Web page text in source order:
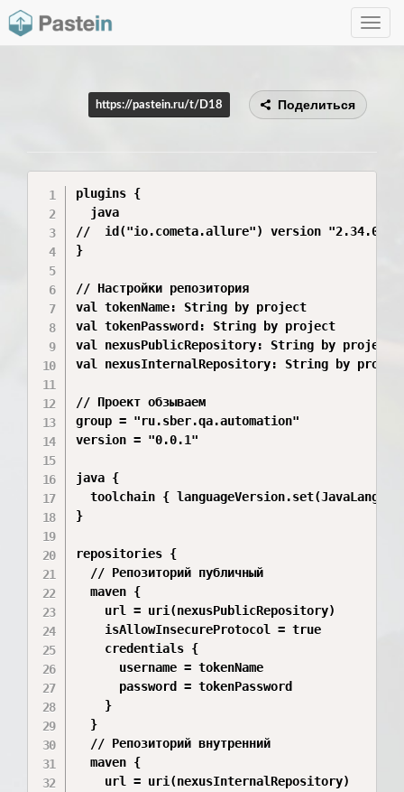
Toggle
https://pastein.ru/t/D18 Поделиться
plugins {
  java
//  id("io.cometa.allure") version "2.34.0"
}
// Настройки репозитория
val tokenName: String by project
val tokenPassword: String by project
val nexusPublicRepository: String by project
val nexusInternalRepository: String by
// Проект обзываем
group = "ru.sber.qa.automation"
version = "0.0.1"
java {
toolchain {
}
repositories {
  // Репозиторий публичный
  maven {
    url = uri(nexusPublicRepository)
    isAllowInsecureProtocol = true
    credentials {
      username = tokenName
      password = tokenPassword
    }
  }
  // Репозиторий внутренний
  maven {
    url = uri(nexusInternalRepository)